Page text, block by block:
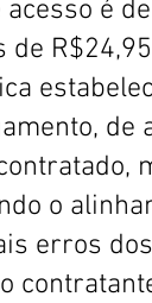
é
de
o
erros